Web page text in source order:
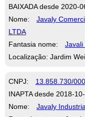
BAIXADA desde 2020-
Nome:
Javaly
LTDA
Fantasia nome:
Javali
Localização: Jardim
CNPJ: 13.858.730/
INAPTA desde 2018-
Nome:
Javaly